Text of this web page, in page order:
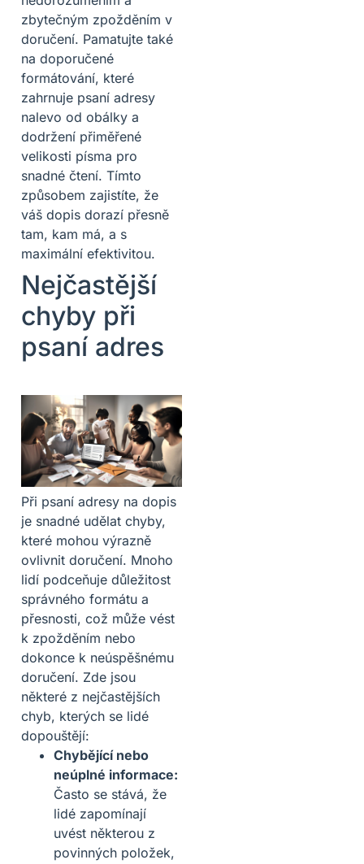
zbytečným zpožděním v
doručení. Pamatujte také
na doporučené
formátování, které
zahrnuje psaní adresy
nalevo od obálky a
dodržení přiměřené
velikosti písma pro
snadné čtení. Tímto
způsobem zajistíte, že
váš dopis dorazí přesně
tam, kam má, a s
maximální efektivitou.
Nejčastější
chyby při
psaní adres
Při psaní adresy na dopis
je snadné udělat chyby,
které mohou výrazně
ovlivnit doručení. Mnoho
lidí podceňuje důležitost
správného formátu a
přesnosti, což může vést
k zpožděním nebo
dokonce k neúspěšnému
doručení. Zde jsou
některé z nejčastějších
chyb, kterých se lidé
dopouštějí:
Chybějící nebo
neúplné informace:
Často se stává, že
lidé zapomínají
uvést některou z
povinných položek,